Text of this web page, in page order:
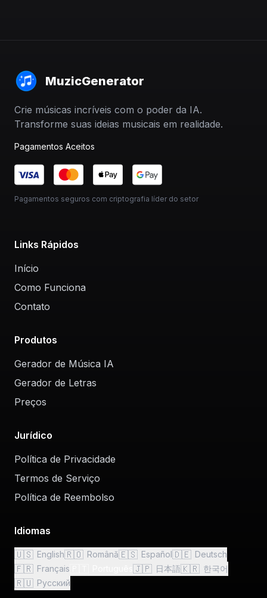
MuzicGenerator
Crie músicas incríveis com o poder da IA.
Transforme suas ideias musicais em realidade.
Pagamentos Aceitos
Pagamentos seguros com criptografia líder do setor
Links Rápidos
Início
Como Funciona
Contato
Produtos
Gerador de Música IA
Gerador de Letras
Preços
Jurídico
Política de Privacidade
Termos de Serviço
Política de Reembolso
Idiomas
🇺🇸 English🇷🇴 Română🇪🇸 Español🇩🇪 Deutsch
🇫🇷 Français 🇯🇵 日本語🇰🇷 한국어
🇷🇺 Русский